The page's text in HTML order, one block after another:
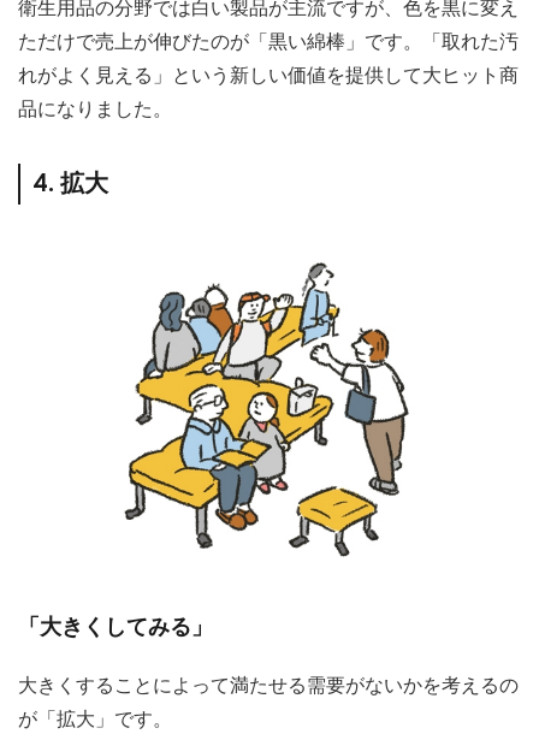
衛生用品の分野では白い製品が主流ですが、色を黒に変え
ただけで売上が伸びたのが「黒い綿棒」です。「取れた汚
れがよく見える」という新しい価値を提供して大ヒット商
品になりました。
4. 拡大
「大きくしてみる」
大きくすることによって満たせる需要がないかを考えるの
が「拡大」です。